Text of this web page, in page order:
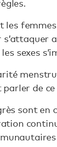
sexes
de ce
sont